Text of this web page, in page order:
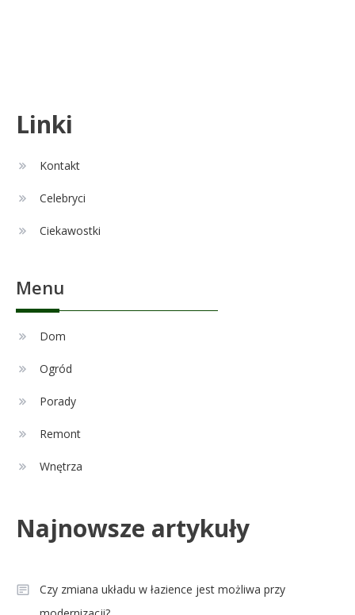
Czy zmiana układu w łazience
Celebryci
Aleksandra Grysz wiek: poznaj
Linki
Kontakt
Celebryci
Ciekawostki
Menu
Dom
Ogród
Porady
Remont
Wnętrza
Najnowsze artykuły
Czy zmiana układu w łazience jest możliwa przy